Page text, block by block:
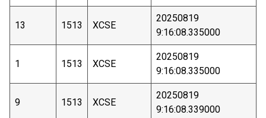
13 1513 XCSE
20250819
9:16:08.335000
1 1513 XCSE
20250819
9:16:08.335000
9 1513 XCSE
20250819
9:16:08.339000